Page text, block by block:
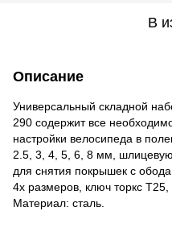
В
Описание
Универсальный складной
290 содержит все
настройки велосипеда в
2.5, 3, 4, 5, 6, 8 мм, шлицевую
для снятия покрышек с
4х размеров, ключ торкс
Материал: сталь.